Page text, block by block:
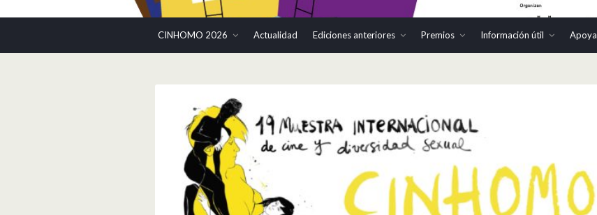
CINHOMO 2026 Actualidad Ediciones anteriores Premios Información útil Apoya